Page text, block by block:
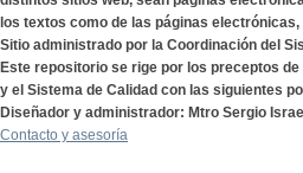
los textos como de las páginas
Sitio administrado por la Coordinación del
Este repositorio se rige por los preceptos
y el Sistema de Calidad con las siguientes
Diseñador y administrador: Mtro Sergio
Contacto y asesoría